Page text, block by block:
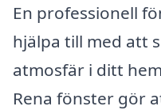
En professionell
hjälpa till med att
atmosfär i ditt
Rena fönster gör